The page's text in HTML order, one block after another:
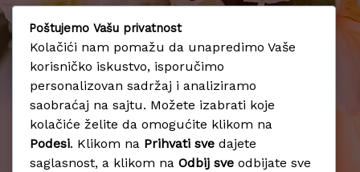
T.C. Vidikovac Kneza Višeslava 63 11000 Beograd
+381 11 35 62 661
MISS 2
T.C. Banjica Paunova 24 11000 Beograd
+381 11 36 71 221
Usluge
Poštujemo Vašu privatnost
Kolačići nam pomažu da unapredimo Vaše
korisničko iskustvo, isporučimo
personalizovan sadržaj i analiziramo
saobraćaj na sajtu. Možete izabrati koje
kolačiće želite da omogućite klikom na
Podesi. Klikom na Prihvati sve dajete
saglasnost, a klikom na Odbij sve odbijate sve